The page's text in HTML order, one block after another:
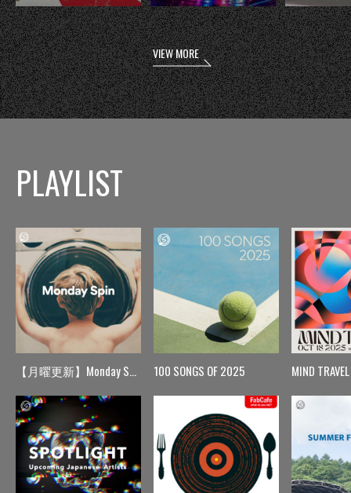
VIEW MORE
PLAYLIST
【月曜更新】Monday Spin 100 SONGS OF 2025 MIND TRAVEL